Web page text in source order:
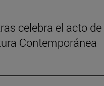
celebra el acto
Contemporánea